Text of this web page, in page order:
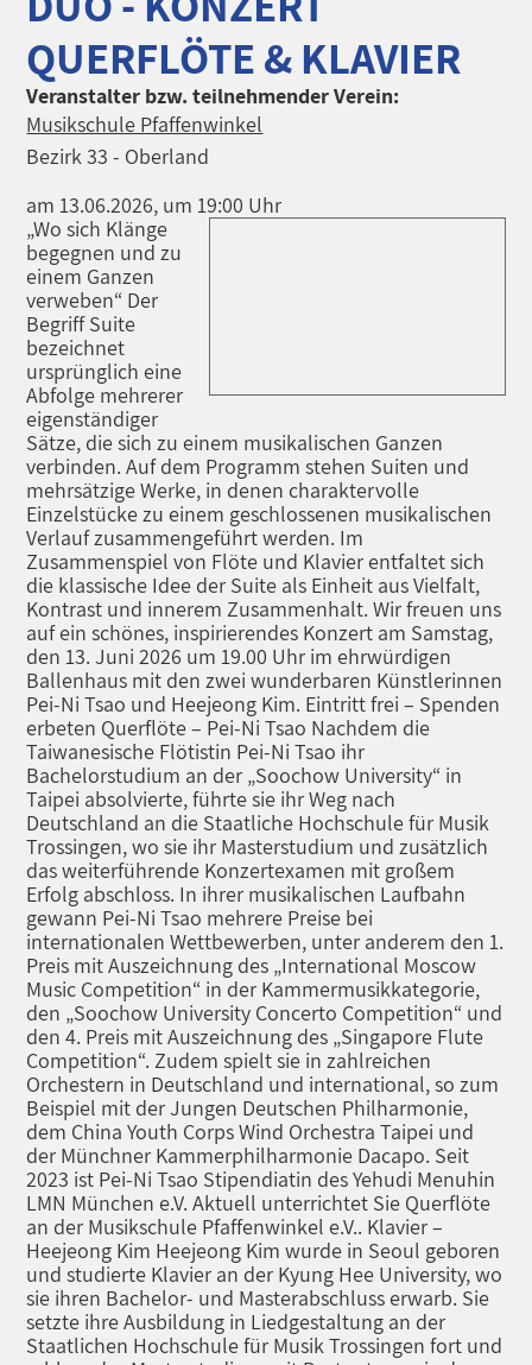
QUERFLÖTE & KLAVIER
Veranstalter bzw. teilnehmender Verein:
Musikschule Pfaffenwinkel
Bezirk 33 - Oberland
am 13.06.2026, um 19:00 Uhr
„Wo sich Klänge
begegnen und zu
einem Ganzen
verweben“ Der
Begriff Suite
bezeichnet
ursprünglich eine
Abfolge mehrerer
eigenständiger
Sätze, die sich zu einem musikalischen Ganzen
verbinden. Auf dem Programm stehen Suiten und
mehrsätzige Werke, in denen charaktervolle
Einzelstücke zu einem geschlossenen musikalischen
Verlauf zusammengeführt werden. Im
Zusammenspiel von Flöte und Klavier entfaltet sich
die klassische Idee der Suite als Einheit aus Vielfalt,
Kontrast und innerem Zusammenhalt. Wir freuen uns
auf ein schönes, inspirierendes Konzert am Samstag,
den 13. Juni 2026 um 19.00 Uhr im ehrwürdigen
Ballenhaus mit den zwei wunderbaren Künstlerinnen
Pei-Ni Tsao und Heejeong Kim. Eintritt frei – Spenden
erbeten Querflöte – Pei-Ni Tsao Nachdem die
Taiwanesische Flötistin Pei-Ni Tsao ihr
Bachelorstudium an der „Soochow University“ in
Taipei absolvierte, führte sie ihr Weg nach
Deutschland an die Staatliche Hochschule für Musik
Trossingen, wo sie ihr Masterstudium und zusätzlich
das weiterführende Konzertexamen mit großem
Erfolg abschloss. In ihrer musikalischen Laufbahn
gewann Pei-Ni Tsao mehrere Preise bei
internationalen Wettbewerben, unter anderem den 1.
Preis mit Auszeichnung des „International Moscow
Music Competition“ in der Kammermusikkategorie,
den „Soochow University Concerto Competition“ und
den 4. Preis mit Auszeichnung des „Singapore Flute
Competition“. Zudem spielt sie in zahlreichen
Orchestern in Deutschland und international, so zum
Beispiel mit der Jungen Deutschen Philharmonie,
dem China Youth Corps Wind Orchestra Taipei und
der Münchner Kammerphilharmonie Dacapo. Seit
2023 ist Pei-Ni Tsao Stipendiatin des Yehudi Menuhin
LMN München e.V. Aktuell unterrichtet Sie Querflöte
an der Musikschule Pfaffenwinkel e.V.. Klavier –
Heejeong Kim Heejeong Kim wurde in Seoul geboren
und studierte Klavier an der Kyung Hee University, wo
sie ihren Bachelor- und Masterabschluss erwarb. Sie
setzte ihre Ausbildung in Liedgestaltung an der
Staatlichen Hochschule für Musik Trossingen fort und